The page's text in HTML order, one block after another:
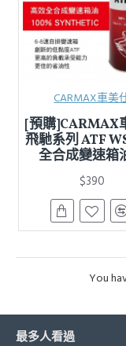
CARMAX車美
[預購]CARMAX
飛馳系列 ATF
全合成變速箱
$390
You
最多人看過